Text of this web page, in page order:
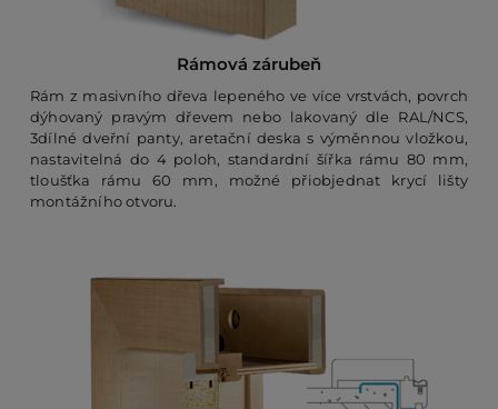
Rámová zárubeň
Rám z masivního dřeva lepeného ve více vrstvách, povrch
dýhovaný pravým dřevem nebo lakovaný dle RAL/NCS,
3dílné dveřní panty, aretační deska s výměnnou vložkou,
nastavitelná do 4 poloh, standardní šířka rámu 80 mm,
tloušťka rámu 60 mm, možné přiobjednat krycí lišty
montážního otvoru.